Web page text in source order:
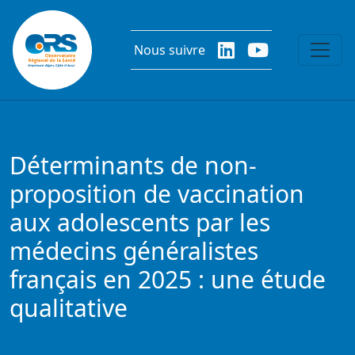
Aller au contenu principal
Nous suivre
Déterminants de non-
proposition de vaccination
aux adolescents par les
médecins généralistes
français en 2025 : une étude
qualitative